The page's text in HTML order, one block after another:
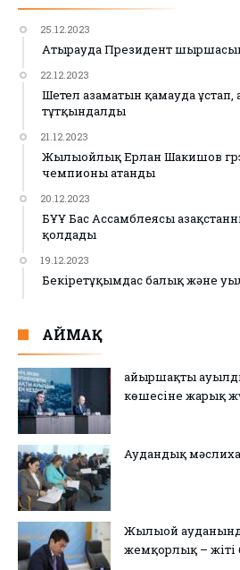
25.12.2023
Атырауда Президент
22.12.2023
Шетел азаматын қамауда ұстап,
тұтқындалды
21.12.2023
Жылыойлық Ерлан Шакишов
чемпионы атанды
20.12.2023
БҰҰ Бас Ассамблеясы
қолдады
19.12.2023
Бекіретұқымдас балық және
АЙМАҚ
Қайыршақты
көшесіне жарық
Аудандық
Жылыой
жемқорлық – жіті